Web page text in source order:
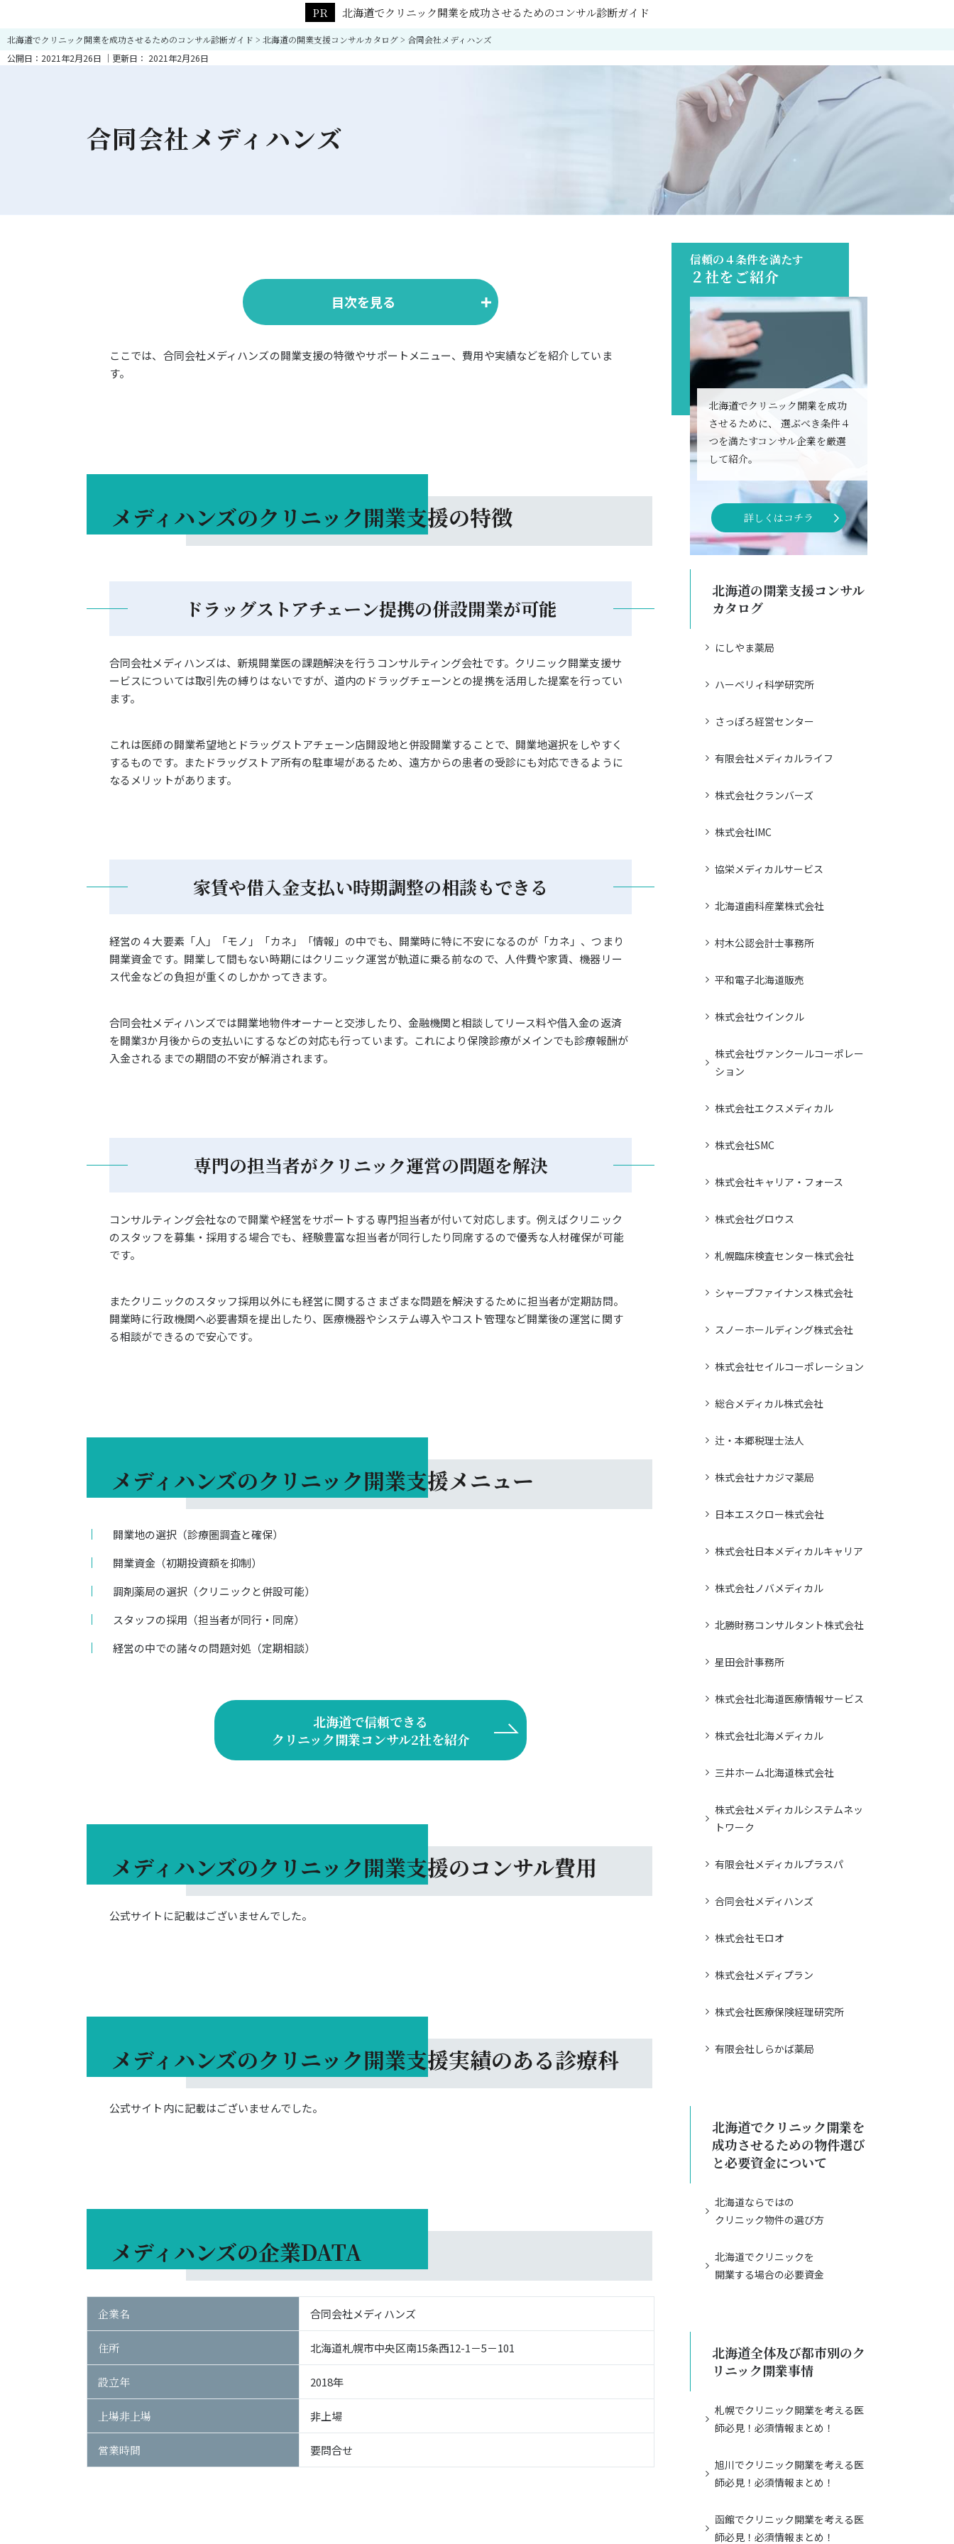
北海道でクリニック開業を成功させるためのコンサル診断ガイド
北海道でクリニック開業を成功させるためのコンサル診断ガイド > 北海道の開業支援コンサルカタログ> 合同会社メディハンズ
公開日： 2021年2月26日 ｜更新日： 2021年2月26日
合同会社メディハンズ
目次を見る
メディハンズのクリニック開業支援の特徴
メディハンズのクリニック開業支援メニュー
ここでは、合同会社メディハンズの開業支援の特徴やサポートメニュー、費用や実績などを紹介していま
す。
メディハンズのクリニック開業支援の特徴
ドラッグストアチェーン提携の併設開業が可能
合同会社メディハンズは、新規開業医の課題解決を行うコンサルティング会社です。クリニック開業支援サ
ービスについては取引先の縛りはないですが、道内のドラッグチェーンとの提携を活用した提案を行ってい
ます。
これは医師の開業希望地とドラッグストアチェーン店開設地と併設開業することで、開業地選択をしやすく
するものです。またドラッグストア所有の駐車場があるため、遠方からの患者の受診にも対応できるように
なるメリットがあります。
家賃や借入金支払い時期調整の相談もできる
経営の４大要素「人」「モノ」「カネ」「情報」の中でも、開業時に特に不安になるのが「カネ」、つまり
開業資金です。開業して間もない時期にはクリニック運営が軌道に乗る前なので、人件費や家賃、機器リー
ス代金などの負担が重くのしかかってきます。
合同会社メディハンズでは開業地物件オーナーと交渉したり、金融機関と相談してリース料や借入金の返済
を開業3か月後からの支払いにするなどの対応も行っています。これにより保険診療がメインでも診療報酬が
入金されるまでの期間の不安が解消されます。
専門の担当者がクリニック運営の問題を解決
コンサルティング会社なので開業や経営をサポートする専門担当者が付いて対応します。例えばクリニック
のスタッフを募集・採用する場合でも、経験豊富な担当者が同行したり同席するので優秀な人材確保が可能
です。
またクリニックのスタッフ採用以外にも経営に関するさまざまな問題を解決するために担当者が定期訪問。
開業時に行政機関へ必要書類を提出したり、医療機器やシステム導入やコスト管理など開業後の運営に関す
る相談ができるので安心です。
メディハンズのクリニック開業支援メニュー
開業地の選択（診療圏調査と確保）
開業資金（初期投資額を抑制）
調剤薬局の選択（クリニックと併設可能）
スタッフの採用（担当者が同行・同席）
経営の中での諸々の問題対処（定期相談）
北海道で信頼できる
クリニック開業コンサル2社を紹介
メディハンズのクリニック開業支援のコンサル費用
公式サイトに記載はございませんでした。
メディハンズのクリニック開業支援実績のある診療科
公式サイト内に記載はございませんでした。
メディハンズの企業DATA
企業名 合同会社メディハンズ
住所 北海道札幌市中央区南15条西12-1－5－101
設立年 2018年
上場非上場 非上場
営業時間 要問合せ
信頼の４条件を満たす
２社をご紹介
北海道でクリニック開業を成功
させるために、 選ぶべき条件４
つを満たすコンサル企業を厳選
して紹介。
詳しくはコチラ
北海道の開業支援コンサル
カタログ
にしやま薬局
ハーベリィ科学研究所
さっぽろ経営センター
有限会社メディカルライフ
株式会社クランバーズ
株式会社IMC
協栄メディカルサービス
北海道歯科産業株式会社
村木公認会計士事務所
平和電子北海道販売
株式会社ウインクル
株式会社ヴァンクールコーポレー
ション
株式会社エクスメディカル
株式会社SMC
株式会社キャリア・フォース
株式会社グロウス
札幌臨床検査センター株式会社
シャープファイナンス株式会社
スノーホールディング株式会社
株式会社セイルコーポレーション
総合メディカル株式会社
辻・本郷税理士法人
株式会社ナカジマ薬局
日本エスクロー株式会社
株式会社日本メディカルキャリア
株式会社ノバメディカル
北勝財務コンサルタント株式会社
星田会計事務所
株式会社北海道医療情報サービス
株式会社北海メディカル
三井ホーム北海道株式会社
株式会社メディカルシステムネッ
トワーク
有限会社メディカルプラスパ
合同会社メディハンズ
株式会社モロオ
株式会社メディプラン
株式会社医療保険経理研究所
有限会社しらかば薬局
北海道でクリニック開業を
成功させるための物件選び
と必要資金について
北海道ならではの
クリニック物件の選び方
北海道でクリニックを
開業する場合の必要資金
北海道全体及び都市別のク
リニック開業事情
札幌でクリニック開業を考える医
師必見！必須情報まとめ！
旭川でクリニック開業を考える医
師必見！必須情報まとめ！
函館でクリニック開業を考える医
師必見！必須情報まとめ！